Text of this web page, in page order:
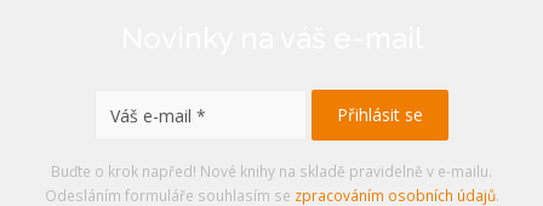
Buďte o krok napřed! Nové knihy na skladě pravidelně v e-mailu.
Odesláním formuláře souhlasím se zpracováním osobních údajů.